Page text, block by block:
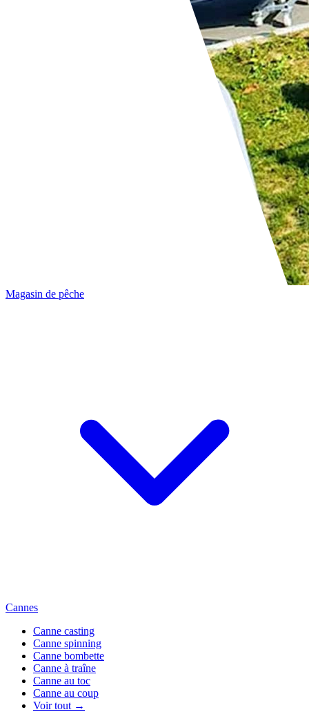
Magasin de pêche
Cannes
Canne casting
Canne spinning
Canne bombette
Canne à traîne
Canne au toc
Canne au coup
Voir tout →